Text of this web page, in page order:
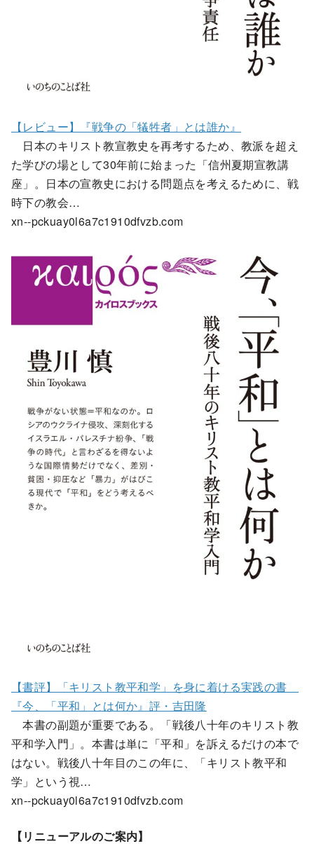
【レビュー】『戦争の「犠牲者」とは誰か』
日本のキリスト教宣教史を再考するため、教派を超え
た学びの場として30年前に始まった「信州夏期宣教講
座」。日本の宣教史における問題点を考えるために、戦
時下の教会…
xn--pckuay0l6a7c1910dfvzb.com
【書評】「キリスト教平和学」を身に着ける実践の書
『今、「平和」とは何か』評・吉田隆
本書の副題が重要である。「戦後八十年のキリスト教
平和学入門」。本書は単に「平和」を訴えるだけの本で
はない。戦後八十年目のこの年に、「キリスト教平和
学」という視…
xn--pckuay0l6a7c1910dfvzb.com
【リニューアルのご案内】